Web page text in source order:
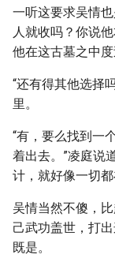
一听这要求吴情
人就收吗？你说
他在这古墓之中
“还有得其他选择
里。
“有，要么找到一
着出去。”凌庭说
计，就好像一切都
吴情当然不傻，
己武功盖世，打
既是。